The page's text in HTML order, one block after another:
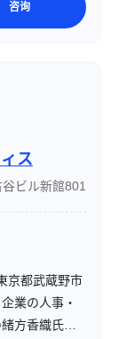
咨询
ス
ビル新館801
京都武蔵野市
業の人事・
方香織氏